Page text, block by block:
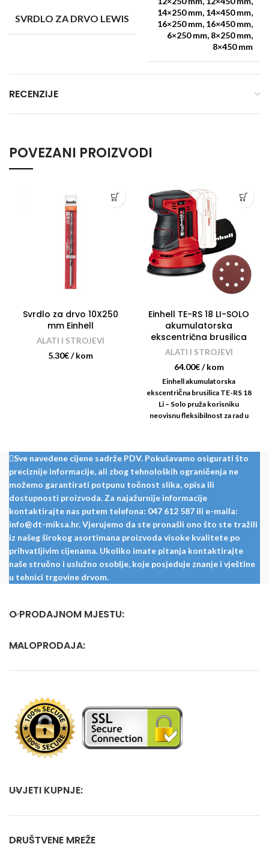
SVRDLO ZA DRVO LEWIS
14×250 mm, 14×450 mm,
16×250 mm, 16×450 mm,
6×250 mm, 8×250 mm,
8×450 mm
RECENZIJE
POVEZANI PROIZVODI
Svrdlo za drvo 10X250
mm Einhell
ALATI I STROJEVI
5.30€/ kom
Einhell TE-RS 18 LI-SOLO
akumulatorska
ekscentrična brusilica
ALATI I STROJEVI
64.00€/ kom
Einhell akumulatorska
ekscentrična brusilica TE-RS 18
Li – Solo pruža korisniku
neovisnu fleksibilnost za rad u
Sve navedene cijene sadrže PDV. Pokušavamo osigurati što
preciznije informacije, ali zbog tehnoloških ograničenja ne
možemo garantirati potpunu točnost slika, opisa ili
dostupnosti proizvoda. Za najažurnije informacije
kontaktirajte nas putem telefona: 047 612 587 ili e-maila:
info@dt-miksa.hr. Vjerujemo da ste pronašli ono što ste tražili
iz našeg širokog asortimana proizvoda visoke kvalitete po
prihvatljivim cijenama. Ukoliko imate pitanja kontaktirajte
naše stručno i uslužno osoblje, koje posjeduje znanje i vještine
u tehnici trgovine drvom.
O PRODAJNOM MJESTU:
MALOPRODAJA:
UVJETI KUPNJE:
DRUŠTVENE MREŽE